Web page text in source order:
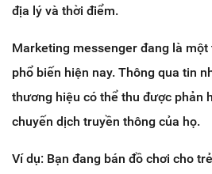
địa lý và thời điểm.
Marketing messenger đang là
phổ biến hiện nay. Thông qua tin
thương hiệu có thể thu được phản
chuyến dịch truyền thông của họ.
Ví dụ: Bạn đang bán đồ chơi cho